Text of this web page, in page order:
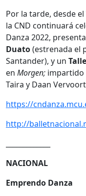
Por la tarde, desde el
la CND continuará
Danza 2022,
Duato(estrenada el
Santander), y un
en Morgen; impartido
Taira y Daan
https://
http://
NACIONAL
Emprendo Danza